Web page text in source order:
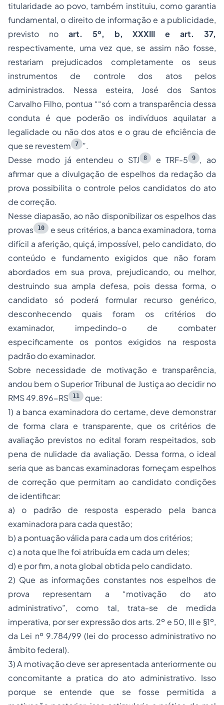
titularidade ao povo, também instituiu, como garantia
fundamental, o direito de informação e a publicidade,
previsto no art. 5º, b, XXXIII e art. 37,
respectivamente, uma vez que, se assim não fosse,
restariam prejudicados completamente os seus
instrumentos de controle dos atos pelos
administrados. Nessa esteira, José dos Santos
Carvalho Filho, pontua ““só com a transparência dessa
conduta é que poderão os indivíduos aquilatar a
legalidade ou não dos atos e o grau de eficiência de
que se revestem
7
”.
Desse modo já entendeu o STJ
8 e TRF-5 9
, ao
afirmar que a divulgação de espelhos da redação da
prova possibilita o controle pelos candidatos do ato
de correção.
Nesse diapasão, ao não disponibilizar os espelhos das
provas
10
e seus critérios, a banca examinadora, torna
difícil a aferição, quiçá, impossível, pelo candidato, do
conteúdo e fundamento exigidos que não foram
abordados em sua prova, prejudicando, ou melhor,
destruindo sua ampla defesa, pois dessa forma, o
candidato só poderá formular recurso genérico,
desconhecendo quais foram os critérios do
examinador, impedindo-o de combater
especificamente os pontos exigidos na resposta
padrão do examinador.
Sobre necessidade de motivação e transparência,
andou bem o Superior Tribunal de Justiça ao decidir no
RMS 49.896-RS
11
que:
1) a banca examinadora do certame, deve demonstrar
de forma clara e transparente, que os critérios de
avaliação previstos no edital foram respeitados, sob
pena de nulidade da avaliação. Dessa forma, o ideal
seria que as bancas examinadoras forneçam espelhos
de correção que permitam ao candidato condições
de identificar:
a) o padrão de resposta esperado pela banca
examinadora para cada questão;
b) a pontuação válida para cada um dos critérios;
c) a nota que lhe foi atribuída em cada um deles;
d) e por fim, a nota global obtida pelo candidato.
2) Que as informações constantes nos espelhos de
prova representam a “motivação do ato
administrativo”, como tal, trata-se de medida
imperativa, por ser expressão dos arts. 2º e 50, III e §1º,
da Lei nº 9.784/99 (lei do processo administrativo no
âmbito federal).
3) A motivação deve ser apresentada anteriormente ou
concomitante a pratica do ato administrativo. Isso
porque se entende que se fosse permitida a